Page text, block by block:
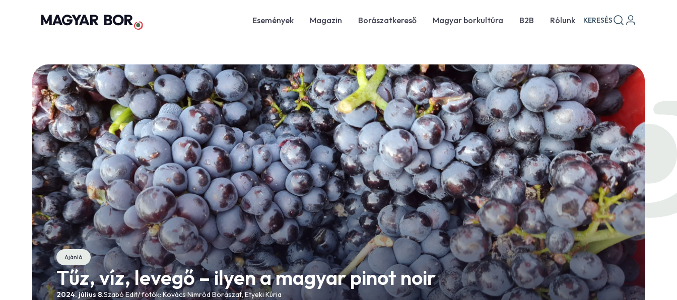
Események Magazin Borászatkereső Magyar borkultúra B2B Rólunk KERESÉS
Ajánló
Tűz, víz, levegő – ilyen a magyar pinot noir
2024. július 8.Szabó Edit/ fotók: Kovács Nimród Borászat, Etyeki Kúria